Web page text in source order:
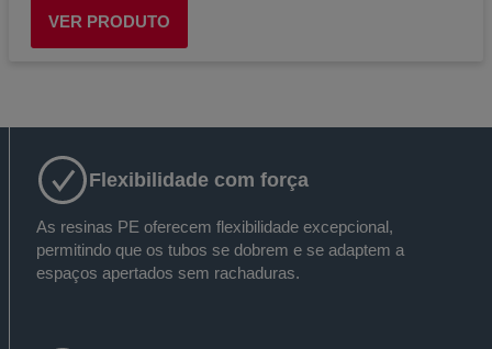
VER PRODUTO
Flexibilidade com força
As resinas PE oferecem flexibilidade excepcional,
permitindo que os tubos se dobrem e se adaptem a
espaços apertados sem rachaduras.